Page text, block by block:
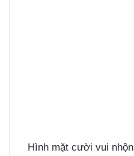
Hình mặt cười vui nhộn